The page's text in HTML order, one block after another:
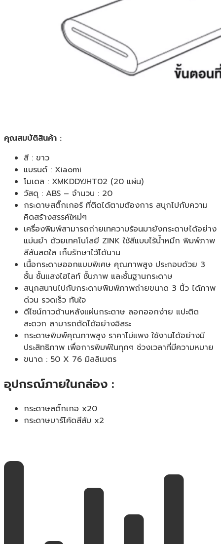
คุณสมบัติสินค้า :
สี : ขาว
แบรนด์ : Xiaomi
โมเดล : XMKDDYJHT02 (20 แผ่น)
วัสดุ : ABS – จำนวน : 20
กระดาษสติ๊กเกอร์ ที่ติดได้ตามต้องการ สนุกไปกับความ
คิดสร้างสรรค์ใหม่ๆ
เครื่องพิมพ์สามารถถ่ายเทความร้อนมายังกระดาษได้อย่าง
แม่นยำ ด้วยเทคโนโลยี ZINK ใช้สีแบบไร้น้ำหมึก พิมพ์ภาพ
สีสันสดใส เก็บรักษาไว้ได้นาน
เนื้อกระดาษออกแบบพิเศษ คุณภาพสูง ประกอบด้วย 3
ชั้น ชั้นแสงไฮไลท์ ชั้นภาพ และชั้นฐานกระดาษ
สนุกสนานไปกับกระดาษพิมพ์ภาพถ่ายขนาด 3 นิ้ว ได้ภาพ
ด่วน รวดเร็ว ทันใจ
ดีไซน์กาวด้านหลังแผ่นกระดาษ ลอกออกง่าย แปะติด
สะดวก สามารถตัดได้อย่างอิสระ
กระดาษพิมพ์คุณภาพสูง ราคาไม่แพง ใช้งานได้อย่างมี
ประสิทธิภาพ เพื่อการพิมพ์ในทุกๆ ช่วงเวลาที่มีความหมาย
ขนาด : 50 X 76 มิลลิเมตร
อุปกรณ์ภายในกล่อง :
กระดาษสติ๊กเกอ x20
กระดาษบาร์โค้ดสีส้ม x2